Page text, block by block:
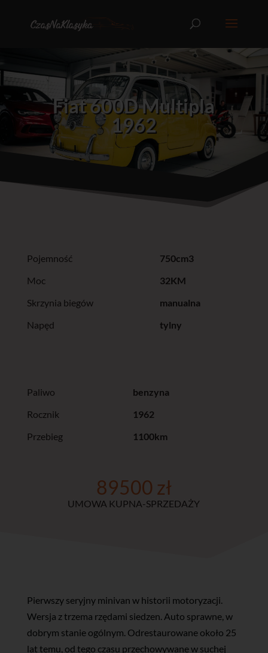
Fiat 600D Multipla
1962
Pojemność
750cm3
Moc
32KM
Skrzynia biegów
manualna
Napęd
tylny
Paliwo
benzyna
Rocznik
1962
Przebieg
1100km
89500 zł
UMOWA KUPNA-SPRZEDAŻY
Pierwszy seryjny minivan w historii motoryzacji.
Wersja z trzema rzędami siedzen. Auto sprawne, w
dobrym stanie ogólnym. Odrestaurowane około 25
lat temu, od tego czasu przechowywane w suchej